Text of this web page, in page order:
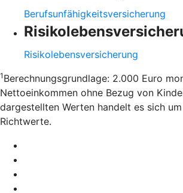
Berufsunfähigkeitsversicherung
Risikolebensversicherung
1 Berechnungsgrundlage: 2.000 Euro
Nettoeinkommen ohne Bezug von
dargestellten Werten handelt es sich
Richtwerte.